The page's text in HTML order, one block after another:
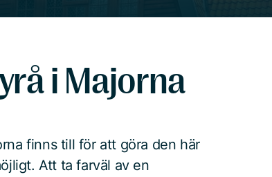
i Majorna
finns till för att göra den här
Att ta farväl av en